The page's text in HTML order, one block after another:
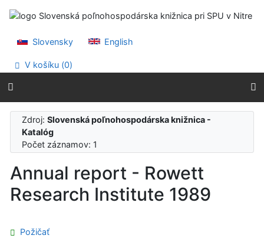
Prejsť na menu
Slovensky
English
V košíku (0)
Zdroj:Slovenská poľnohospodárska knižnica -
Katalóg
Počet záznamov: 1
Annual report - Rowett
Research Institute 1989
Požičať